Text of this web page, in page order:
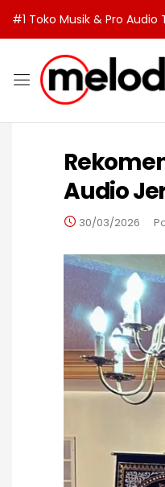
#1 Toko Musik & Pro
Audio
30/03/2026